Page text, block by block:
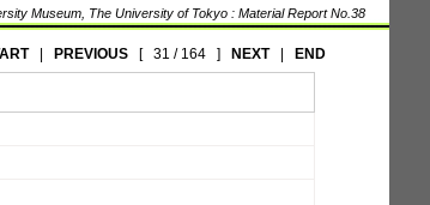
Museum, The University of Tokyo : Material Report No.38
| PREVIOUS[ 31 / 164] NEXT| END